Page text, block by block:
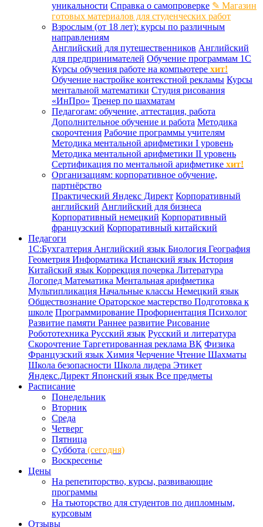
уникальности Справка о самопроверке ✎ Магазин
готовых материалов для студенческих работ
Взрослым (от 18 лет): курсы по различным
направлениям
Английский для путешественников Английский
для предпринимателей Обучение программам 1С
Курсы обучения работе на компьютере хит!
Обучение настройке контекстной рекламы Курсы
ментальной математики Студия рисования
«ИнПро» Тренер по шахматам
Педагогам: обучение, аттестация, работа
Дополнительное обучение и работа Методика
скорочтения Рабочие программы учителям
Методика ментальной арифметики I уровень
Методика ментальной арифметики II уровень
Сертификация по ментальной арифметике хит!
Организациям: корпоративное обучение,
партнёрство
Практический Яндекс Директ Корпоративный
английский Английский для бизнеса
Корпоративный немецкий Корпоративный
французский Корпоративный китайский
Педагоги
1С:Бухгалтерия Английский язык Биология География
Геометрия Информатика Испанский язык История
Китайский язык Коррекция почерка Литература
Логопед Математика Ментальная арифметика
Мультипликация Начальные классы Немецкий язык
Обществознание Ораторское мастерство Подготовка к
школе Программирование Профориентация Психолог
Развитие памяти Раннее развитие Рисование
Робототехника Русский язык Русский и литература
Скорочтение Таргетированная реклама ВК Физика
Французский язык Химия Черчение Чтение Шахматы
Школа безопасности Школа лидера Этикет
Яндекс.Директ Японский язык Все предметы
Расписание
Понедельник
Вторник
Среда
Четверг
Пятница
Суббота (сегодня)
Воскресенье
Цены
На репетиторство, курсы, развивающие
программы
На тьюторство для студентов по дипломным,
курсовым
Отзывы